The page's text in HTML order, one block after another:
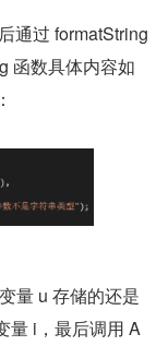
通过 formatString
函数具体内容如
量 u 存储的还是
量 i，最后调用 A